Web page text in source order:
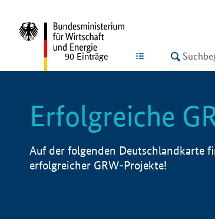
LISTE
90 Einträge
Erfolgreiche
Auf der folgenden Deutschlandkarte
erfolgreicher GRW-Projekte!